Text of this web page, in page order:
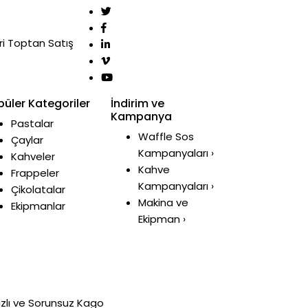
Toptan Satış
Kategoriler
Pastalar
Çaylar
Kahveler
Frappeler
Çikolatalar
Ekipmanlar
İndirim ve
Kampanya
Waffle Sos
Kampanyaları ›
Kahve
Kampanyaları ›
Makina ve
Ekipman ›
ve Sorunsuz Kago